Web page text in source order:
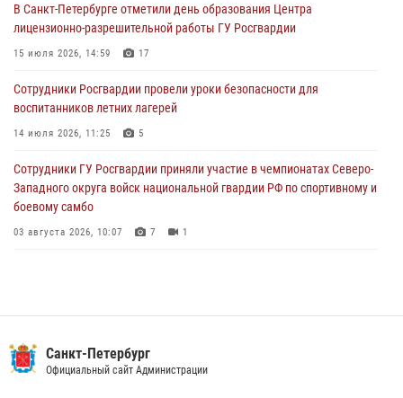
В Выборгском районе наряд Росгвардии обнаружил
разыскиваемый преступный автотранспорт
05 августа 2026, 12:25 2
Петербургские росгвардейцы обнаружили объявленный в розыск
автомобиль, ранее использовавшийся при совершении кражи в
Ленобласти
В Санкт-Петербурге отметили день образования Центра
лицензионно-разрешительной работы ГУ Росгвардии
15 июля 2026, 14:59 17
Сотрудники Росгвардии провели уроки безопасности для
воспитанников летних лагерей
14 июля 2026, 11:25 5
Сотрудники ГУ Росгвардии приняли участие в чемпионатах Северо-
Западного округа войск национальной гвардии РФ по спортивному и
боевому самбо
03 августа 2026, 10:07 7 1
В Красногвардейском районе росгвардейцы задержали хулигана,
угрожавшего мужчине пневматическим пистолетом
Санкт-Петербург
Официальный сайт Администрации